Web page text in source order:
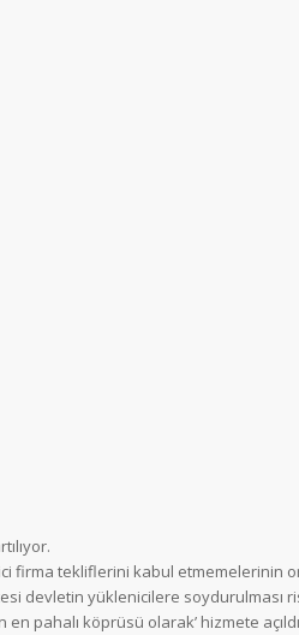
firma tekliflerini kabul etmemelerinin
devletin yüklenicilere soydurulması
en pahalı köprüsü olarak’ hizmete